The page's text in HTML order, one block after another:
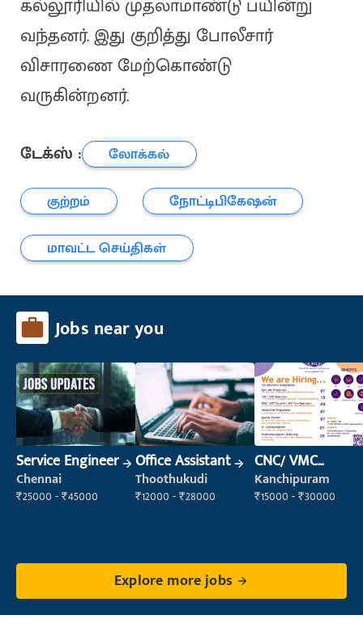
கல்லூரியில் முதலாமாண்டு பயின்று
வந்தனர். இது குறித்து போலீசார்
விசாரணை மேற்கொண்டு
வருகின்றனர்.
டேக்ஸ் :
லோக்கல்
குற்றம்
நோட்டிபிகேஷன்
மாவட்ட செய்திகள்
Jobs near you
Service Engineer
Chennai
₹25000 - ₹45000
Office Assistant
Thoothukudi
₹12000 - ₹28000
CNC/ VMC
Operator
Kanchipuram
₹15000 - ₹30000
Explore more jobs